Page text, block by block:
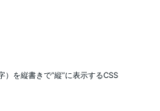
）を縦書きで”縦”に表示するCSS